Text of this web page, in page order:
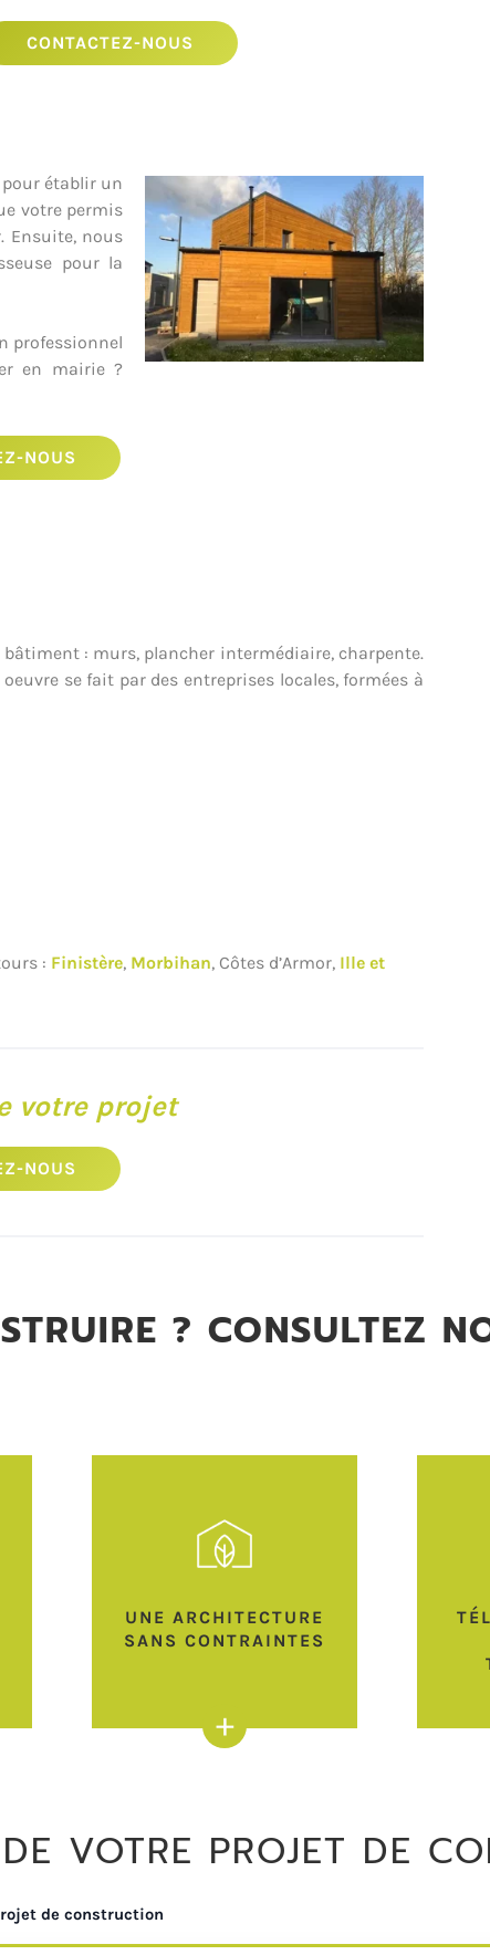
CONTACTEZ-NOUS
établir un
votre permis
Ensuite, nous
pour la
professionnel
en mairie ?
NOUS
: murs, plancher intermédiaire, charpente.
se fait par des entreprises locales, formées à
: Finistère, Morbihan, Côtes d’Armor, Ille et
votre projet
NOUS
? CONSULTEZ
UNE ARCHITECTURE
SANS CONTRAINTES
+
VOTRE PROJET DE
de construction